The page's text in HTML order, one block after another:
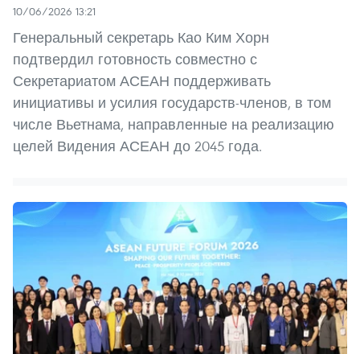
10/06/2026 13:21
Генеральный секретарь Као Ким Хорн
подтвердил готовность совместно с
Секретариатом АСЕАН поддерживать
инициативы и усилия государств-членов, в том
числе Вьетнама, направленные на реализацию
целей Видения АСЕАН до 2045 года.